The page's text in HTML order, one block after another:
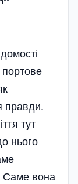
правди.
тут
нього
Саме вона